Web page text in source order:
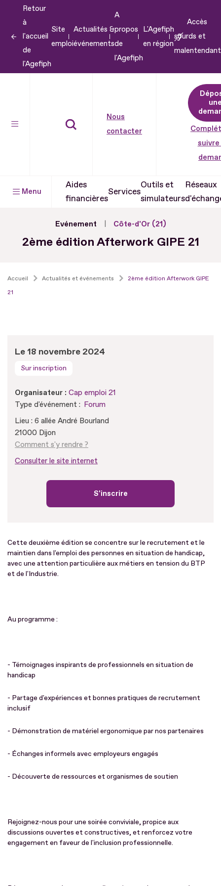
contenu
Retour
à
l'accueil
de
l'Agefiph
Site
emploi
Actualités &
événements
A
propos
de
l'Agefiph
L'Agefiph
en région
Accès
sourds et
Nous
contacter
suivre
Menu
Aides
financières
Services
Outils et
simulateurs
Réseaux
Evénement Côte-d'Or (21)
2ème édition Afterwork GIPE 21
Accueil Actualités et événements
2ème édition Afterwork GIPE
21
Le 18 novembre 2024
Sur inscription
Organisateur : Cap emploi 21
Type d'événement : Forum
Lieu : 6 allée André Bourland
21000 Dijon
Comment s'y rendre ?
Consulter le site internet
S'inscrire
Cette deuxième édition se concentre sur le recrutement et le
maintien dans l'emploi des personnes en situation de handicap,
avec une attention particulière aux métiers en tension du BTP
et de l'Industrie.
Au programme :
- Témoignages inspirants de professionnels en situation de
handicap
- Partage d'expériences et bonnes pratiques de recrutement
inclusif
- Démonstration de matériel ergonomique par nos partenaires
- Échanges informels avec employeurs engagés
- Découverte de ressources et organismes de soutien
Rejoignez-nous pour une soirée conviviale, propice aux
discussions ouvertes et constructives, et renforcez votre
engagement en faveur de l'inclusion professionnelle.